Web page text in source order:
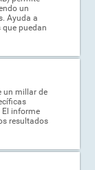
un
Ayuda a
puedan
un millar de
informe
resultados